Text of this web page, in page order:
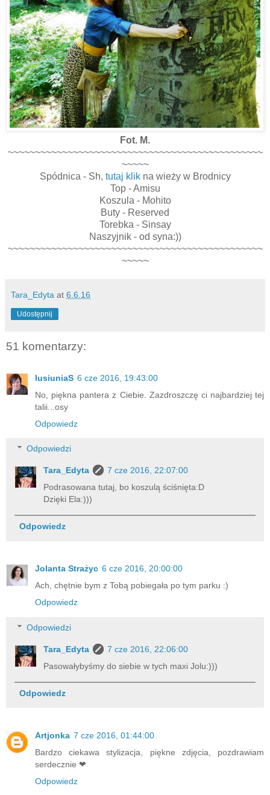
Fot. M.
~~~~~~~~~~~~~~~~~~~~~~~~~~~~~~~~~~~~~~~~~~~~~~~
~~~~~
Spódnica - Sh, tutaj klikna wieży w Brodnicy
Top - Amisu
Koszula - Mohito
Buty - Reserved
Torebka - Sinsay
Naszyjnik - od syna:))
~~~~~~~~~~~~~~~~~~~~~~~~~~~~~~~~~~~~~~~~~~~~~~~
~~~~~
Tara_Edyta at 6.6.16
Udostępnij
51 komentarzy:
lusiuniaS 6 cze 2016, 19:43:00
No, piękna pantera z Ciebie. Zazdroszczę ci najbardziej tej
talii...osy
Odpowiedz
Odpowiedzi
Tara_Edyta
7 cze 2016, 22:07:00
Podrasowana tutaj, bo koszulą ściśnięta:D
Dzięki Ela:)))
Odpowiedz
Jolanta Strażyc 6 cze 2016, 20:00:00
Ach, chętnie bym z Tobą pobiegała po tym parku :)
Odpowiedz
Odpowiedzi
Tara_Edyta
7 cze 2016, 22:06:00
Pasowałybyśmy do siebie w tych maxi Jolu:)))
Odpowiedz
Artjonka 7 cze 2016, 01:44:00
Bardzo ciekawa stylizacja, piękne zdjęcia, pozdrawiam
serdecznie ❤
Odpowiedz